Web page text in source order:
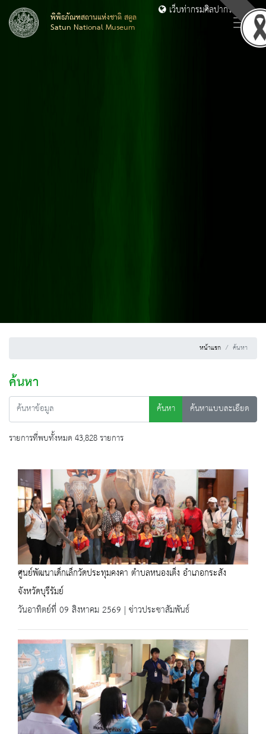
พิพิธภัณฑสถานแห่งชาติ สตูล
Satun National Museum
เว็บท่ากรมศิลปากร
หน้าแรก ค้นหา
ค้นหา
ค้นหา
ค้นหาแบบละเอียด
รายการที่พบทั้งหมด 43,828 รายการ
ศูนย์พัฒนาเด็กเล็กวัดประทุมคงคา ตำบลหนองเต็ง อำเภอกระสัง
จังหวัดบุรีรัมย์
วันอาทิตย์ที่ 09 สิงหาคม 2569 | ข่าวประชาสัมพันธ์